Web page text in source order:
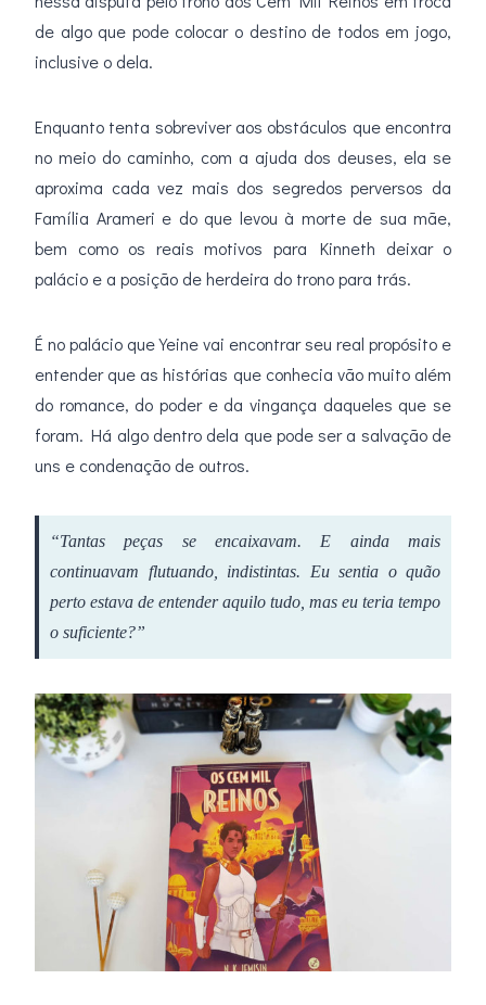
de algo que pode colocar o destino de todos em jogo,
inclusive o dela.
Enquanto tenta sobreviver aos obstáculos que encontra
no meio do caminho, com a ajuda dos deuses, ela se
aproxima cada vez mais dos segredos perversos da
Família Arameri e do que levou à morte de sua mãe,
bem como os reais motivos para Kinneth deixar o
palácio e a posição de herdeira do trono para trás.
É no palácio que Yeine vai encontrar seu real propósito e
entender que as histórias que conhecia vão muito além
do romance, do poder e da vingança daqueles que se
foram. Há algo dentro dela que pode ser a salvação de
uns e condenação de outros.
“Tantas peças se encaixavam. E ainda mais
continuavam flutuando, indistintas. Eu sentia o quão
perto estava de entender aquilo tudo, mas eu teria tempo
o suficiente?”